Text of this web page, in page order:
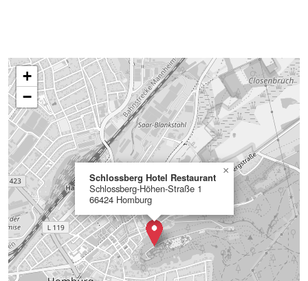
Schlossberg Hotel Restaurant
Schlossberg-Höhen-Straße 1
66424 Homburg
×
+
−